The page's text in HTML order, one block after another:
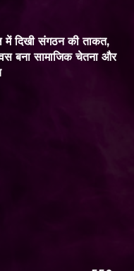
में दिखी संगठन की ताकत,
बना सामाजिक चेतना और